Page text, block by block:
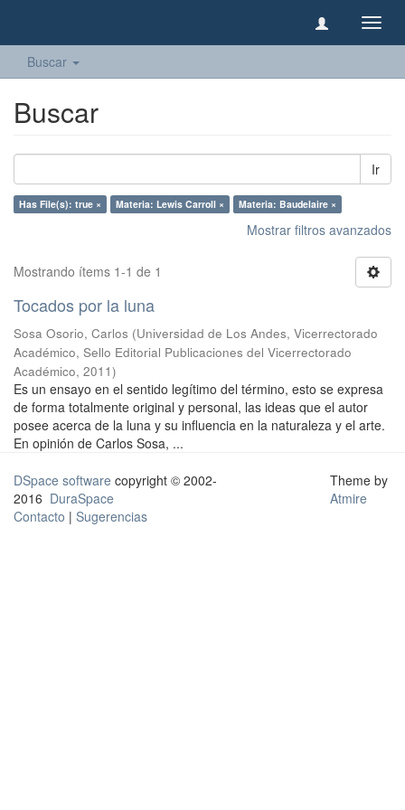
Buscar
Buscar
Ir
Has File(s): true × Materia: Lewis Carroll × Materia: Baudelaire ×
Mostrar filtros avanzados
Mostrando ítems 1-1 de 1
Tocados por la luna
Sosa Osorio, Carlos (Universidad de Los Andes, Vicerrectorado
Académico, Sello Editorial Publicaciones del Vicerrectorado
Académico, 2011)
Es un ensayo en el sentido legítimo del término, esto se expresa
de forma totalmente original y personal, las ideas que el autor
posee acerca de la luna y su influencia en la naturaleza y el arte.
En opinión de Carlos Sosa, ...
DSpace software copyright © 2002-
2016 DuraSpace
Contacto | Sugerencias
Theme by
Atmire